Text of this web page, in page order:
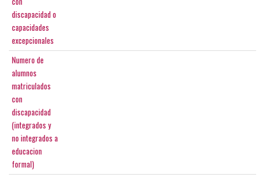
discapacidad o
capacidades
excepcionales
Numero de
alumnos
matriculados
con
discapacidad
(integrados y
no integrados a
educacion
formal)